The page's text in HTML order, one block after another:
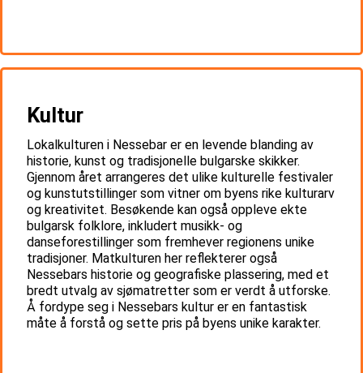
Kultur
Lokalkulturen i Nessebar er en levende blanding av
historie, kunst og tradisjonelle bulgarske skikker.
Gjennom året arrangeres det ulike kulturelle festivaler
og kunstutstillinger som vitner om byens rike kulturarv
og kreativitet. Besøkende kan også oppleve ekte
bulgarsk folklore, inkludert musikk- og
danseforestillinger som fremhever regionens unike
tradisjoner. Matkulturen her reflekterer også
Nessebars historie og geografiske plassering, med et
bredt utvalg av sjømatretter som er verdt å utforske.
Å fordype seg i Nessebars kultur er en fantastisk
måte å forstå og sette pris på byens unike karakter.